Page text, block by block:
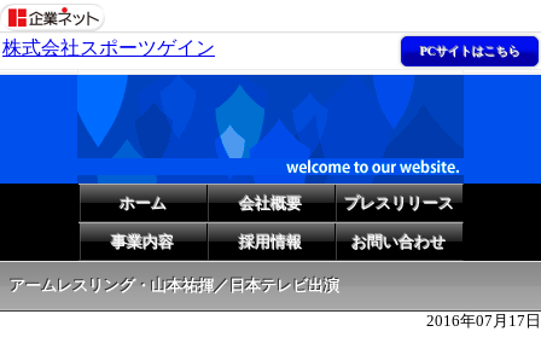
株式会社スポーツゲイン PCサイトはこちら
ホーム 会社概要 プレスリリース
事業内容 採用情報 お問い合わせ
アームレスリング・山本祐揮／日本テレビ出演
2016年07月17日